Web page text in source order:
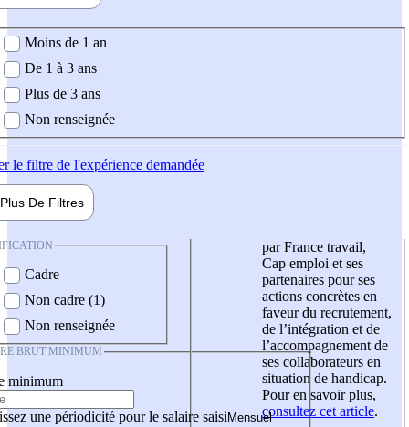
demandée
Moins de 1 an
De 1 à 3 ans
Plus de 3 ans
Non renseignée
le filtre de l'expérience demandée
Plus De Filtres
Cadre
Non cadre (1)
Non renseignée
BRUT MINIMUM
minimum
une périodicité pour le salaire saisi
par France travail,
Cap emploi et ses
partenaires pour ses
actions concrètes en
faveur du recrutement,
de l’intégration et de
l’accompagnement de
ses collaborateurs en
situation de handicap.
Pour en savoir plus,
consultez cet article.